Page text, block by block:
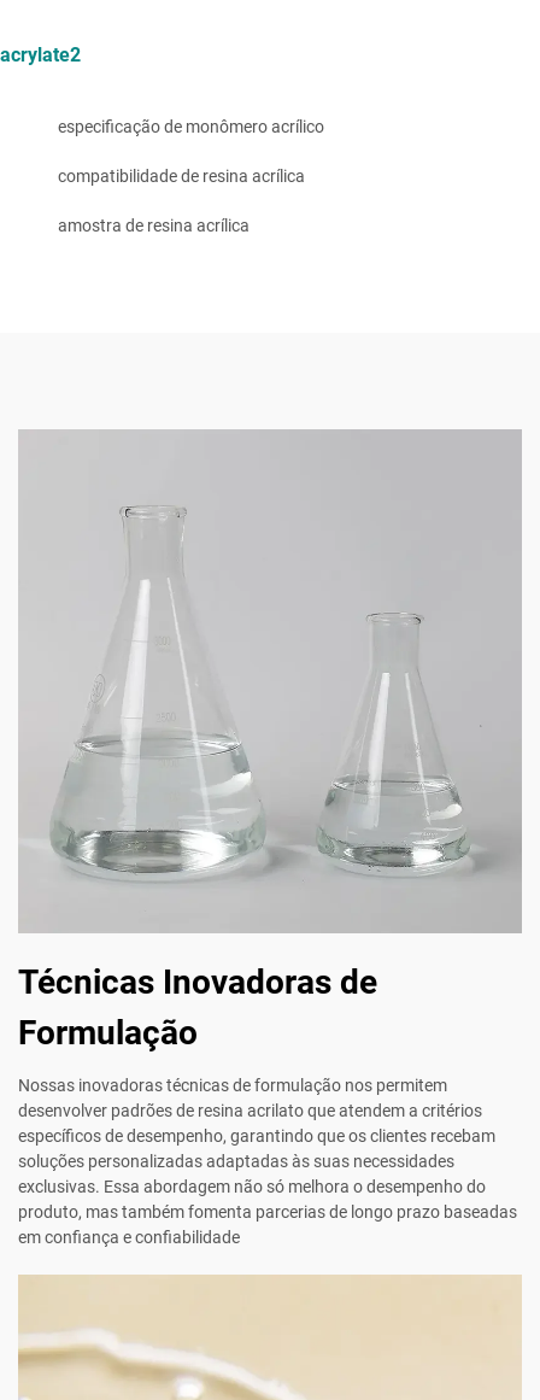
acrylate2
especificação de monômero acrílico
compatibilidade de resina acrílica
amostra de resina acrílica
Técnicas Inovadoras de
Formulação
Nossas inovadoras técnicas de formulação nos permitem
desenvolver padrões de resina acrilato que atendem a critérios
específicos de desempenho, garantindo que os clientes recebam
soluções personalizadas adaptadas às suas necessidades
exclusivas. Essa abordagem não só melhora o desempenho do
produto, mas também fomenta parcerias de longo prazo baseadas
em confiança e confiabilidade